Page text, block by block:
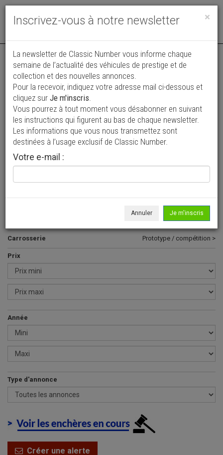
Toggle
Vos annonces vues par
plus de 4 millions de collectionneurs
Ajouter une annonce
> Rechercher un véhicule
DS >
Carrosserie Prototype / compétition >
Prix
Année
Type d'annonce
Créer une alerte
×
Inscrivez-vous à notre newsletter
La newsletter de Classic Number vous informe chaque
semaine de l’actualité des véhicules de prestige et de
collection et des nouvelles annonces.
Pour la recevoir, indiquez votre adresse mail ci-dessous et
cliquez sur Je m'inscris.
Vous pourrez à tout moment vous désabonner en suivant
les instructions qui figurent au bas de chaque newsletter.
Les informations que vous nous transmettez sont
destinées à l’usage exclusif de Classic Number.
Votre e-mail :
Annuler Je m'inscris